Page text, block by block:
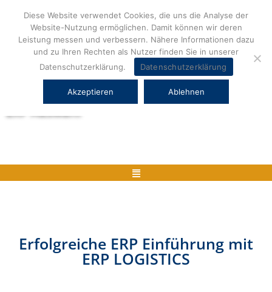
springen
Herstellerneutrale ERP Beratung und
Menü
Erfolgreiche ERP Einführung mit
ERP LOGISTICS
Diese Website verwendet Cookies, die uns die Analyse der
Website-Nutzung ermöglichen. Damit können wir deren
Leistung messen und verbessern. Nähere Informationen dazu
und zu Ihren Rechten als Nutzer finden Sie in unserer
Datenschutzerklärung.
Datenschutzerklärung
Akzeptieren Ablehnen